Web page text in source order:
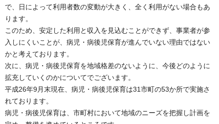
で、日によって利用者数の変動が大きく、全く利用がない場合もあ
ります。
このため、安定した利用と収入を見込むことができず、事業者が参
入しにくいことが、病児・病後児保育が進んでいない理由ではない
かと考えております。
次に、病児・病後児保育を地域格差のないように、今後どのように
拡充していくのかについてでございます。
平成26年9月末現在、病児・病後児保育は31市町の53か所で実施さ
れております。
病児・病後児保育は、市町村において地域のニーズを把握し計画を